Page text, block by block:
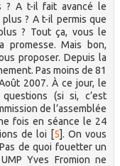
? A t-il fait avancé le
? A t-il permis que
? Tout ça, vous le
promesse. Mais bon,
proposer. Depuis la
Pas moins de 81
2007. À ce jour, le
(si si, c’est
de l’assemblée
fois en séance le 24
de loi [5]. On vous
de quoi fouetter un
Yves Fromion ne